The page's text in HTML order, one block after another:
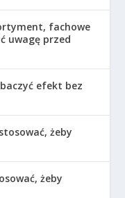
fachowe
uwagę przed
efekt bez
żeby
żeby